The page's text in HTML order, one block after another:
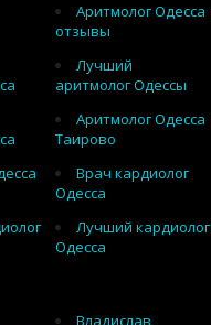
Аритмолог Одесса
отзывы
Лучший
аритмолог Одессы
Аритмолог Одесса
Таирово
Врач кардиолог
Одесса
Лучший кардиолог
Одесса
Владислав